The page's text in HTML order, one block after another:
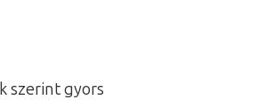
szerint gyors